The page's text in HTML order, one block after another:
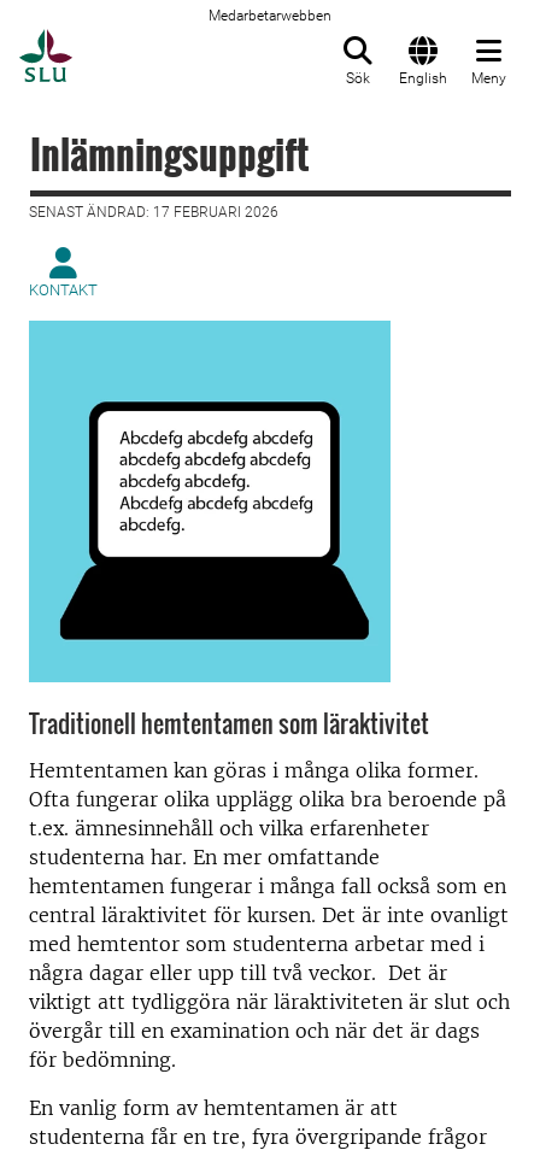
Medarbetarwebben
Sök English Meny
Inlämningsuppgift
SENAST ÄNDRAD: 17 FEBRUARI 2026
KONTAKT
Traditionell hemtentamen som läraktivitet
Hemtentamen kan göras i många olika former.
Ofta fungerar olika upplägg olika bra beroende på
t.ex. ämnesinnehåll och vilka erfarenheter
studenterna har. En mer omfattande
hemtentamen fungerar i många fall också som en
central läraktivitet för kursen. Det är inte ovanligt
med hemtentor som studenterna arbetar med i
några dagar eller upp till två veckor. Det är
viktigt att tydliggöra när läraktiviteten är slut och
övergår till en examination och när det är dags
för bedömning.
En vanlig form av hemtentamen är att
studenterna får en tre, fyra övergripande frågor